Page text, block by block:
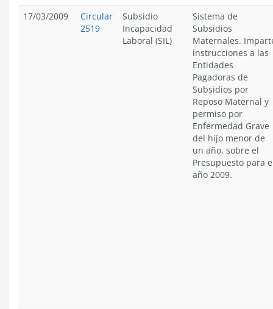
17/03/2009
Circular
2519
Subsidio
Incapacidad
Laboral (SIL)
Sistema de
Subsidios
Maternales.
instrucciones a las
Entidades
Pagadoras de
Subsidios por
Reposo Maternal y
permiso por
Enfermedad Grave
del hijo menor de
un año, sobre el
Presupuesto para
año 2009.